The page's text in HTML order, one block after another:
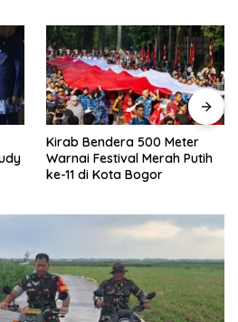
Kirab Bendera 500 Meter
Warnai Festival Merah Putih
ke-11 di Kota Bogor